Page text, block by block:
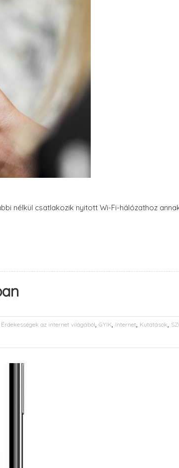
nélkül csatlakozik nyitott Wi-Fi-hálózathoz
Érdekességek az internet világából, GYIK, Internet, Kutatások,